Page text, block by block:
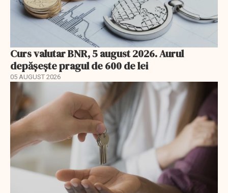
Curs valutar BNR, 5 august 2026. Aurul
depășește pragul de 600 de lei
05 AUGUST 2026